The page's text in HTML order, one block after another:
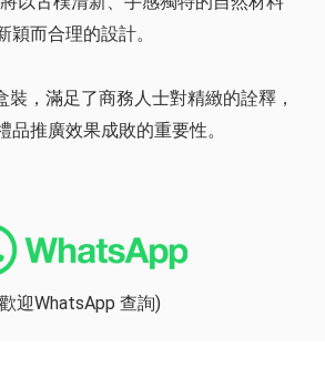
穎而合理的設計。
裝，滿足了商務人士對精緻的詮釋，
品推廣效果成敗的重要性。
迎WhatsApp 查詢)